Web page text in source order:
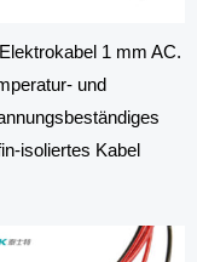
1 mm AC.
und
isoliertes Kabel